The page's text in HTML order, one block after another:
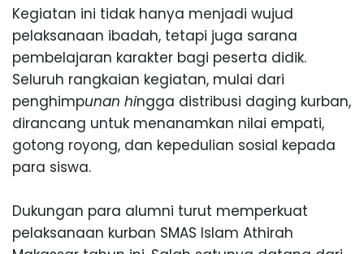
Kegiatan ini tidak hanya menjadi wujud
pelaksanaan ibadah, tetapi juga sarana
pembelajaran karakter bagi peserta didik.
Seluruh rangkaian kegiatan, mulai dari
penghimpunan hingga distribusi daging kurban,
dirancang untuk menanamkan nilai empati,
gotong royong, dan kepedulian sosial kepada
para siswa.
Dukungan para alumni turut memperkuat
pelaksanaan kurban SMAS Islam Athirah